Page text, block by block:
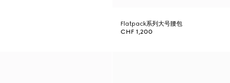
Flatpack系列大号腰包
CHF 1,200